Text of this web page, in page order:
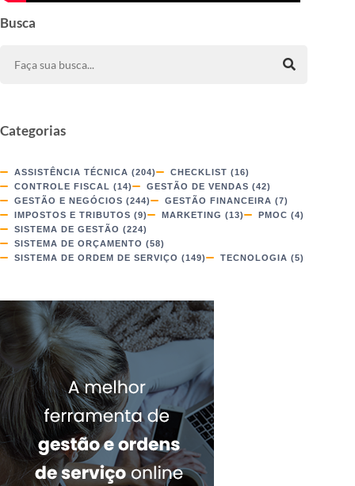
Busca
Categorias
ASSISTÊNCIA TÉCNICA (204) CHECKLIST (16)
CONTROLE FISCAL (14) GESTÃO DE VENDAS (42)
GESTÃO E NEGÓCIOS (244) GESTÃO FINANCEIRA (7)
IMPOSTOS E TRIBUTOS (9) MARKETING (13) PMOC (4)
SISTEMA DE GESTÃO (224)
SISTEMA DE ORÇAMENTO (58)
SISTEMA DE ORDEM DE SERVIÇO (149) TECNOLOGIA (5)